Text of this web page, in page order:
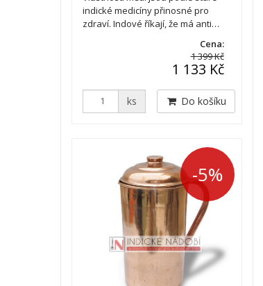
indické medicíny přinosné pro
zdraví. Indové říkají, že má anti…
Cena:
1 399 Kč
1 133 Kč
ks Do košíku
-5%